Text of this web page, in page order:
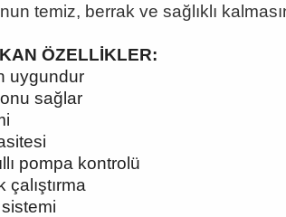
temiz, berrak ve sağlıklı
ÖZELLİKLER:
uygundur
sağlar
pompa kontrolü